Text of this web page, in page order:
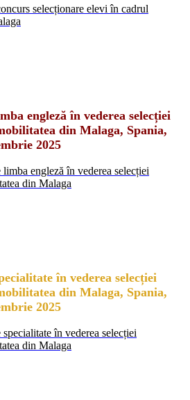
selecționare elevi în cadrul
engleză în vederea selecției
din Malaga, Spania,
2025
engleză în vederea selecției
din Malaga
în vederea selecției
din Malaga, Spania,
2025
în vederea selecției
din Malaga